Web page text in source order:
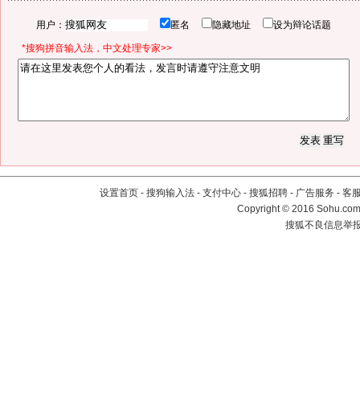
用户： 匿名 隐藏地址 设为辩论话题
*搜狗拼音输入法，中文处理专家>>
设置首页 - 搜狗输入法 - 支付中心 - 搜狐招聘 - 广告服务 - 客
Copyright©2016
搜狐不良信息举